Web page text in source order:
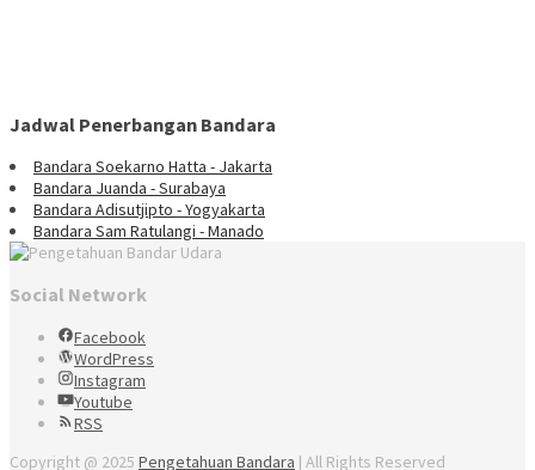
Jadwal Penerbangan Bandara
Bandara Soekarno Hatta - Jakarta
Bandara Juanda - Surabaya
Bandara Adisutjipto - Yogyakarta
Bandara Sam Ratulangi - Manado
Social Network
Facebook
WordPress
Instagram
Youtube
RSS
Copyright @ 2025 Pengetahuan Bandara | All Rights Reserved